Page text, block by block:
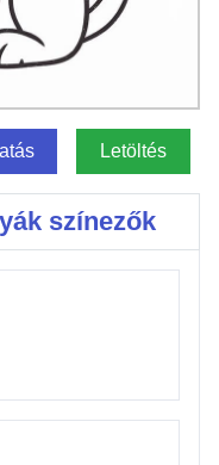
Letöltés
színezők